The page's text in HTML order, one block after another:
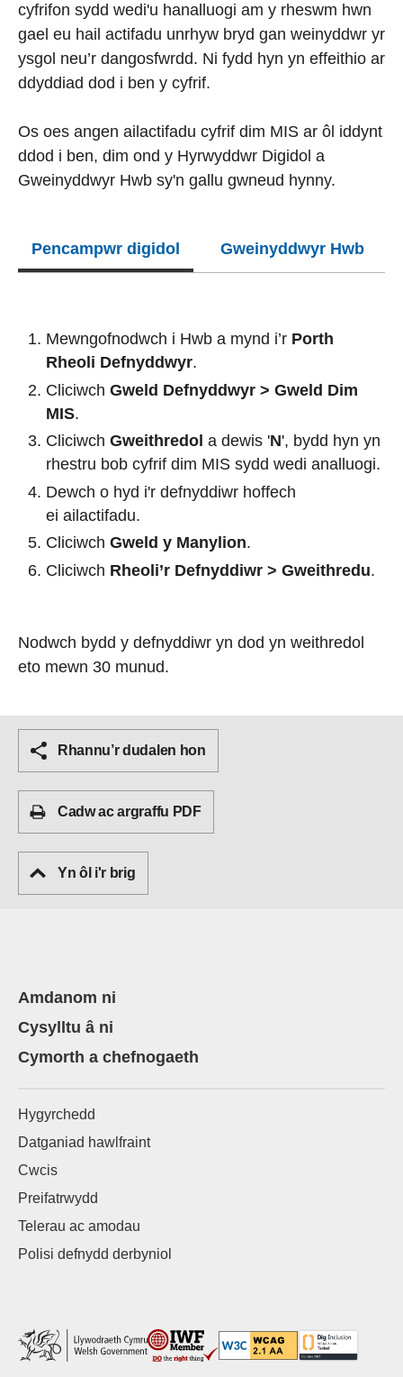
cyfrifon sydd wedi'u hanalluogi am y rheswm hwn
gael eu hail actifadu unrhyw bryd gan weinyddwr yr
ysgol neu’r dangosfwrdd. Ni fydd hyn yn effeithio ar
ddyddiad dod i ben y cyfrif.
Os oes angen ailactifadu cyfrif dim MIS ar ôl iddynt
ddod i ben, dim ond y Hyrwyddwr Digidol a
Gweinyddwyr Hwb sy'n gallu gwneud hynny.
Pencampwr digidol Gweinyddwyr Hwb
Mewngofnodwch i Hwb a mynd i’r Porth
Rheoli Defnyddwyr.
Cliciwch Gweld Defnyddwyr > Gweld Dim
MIS.
Cliciwch Gweithredol a dewis 'N', bydd hyn yn
rhestru bob cyfrif dim MIS sydd wedi analluogi.
Dewch o hyd i'r defnyddiwr hoffech
ei ailactifadu.
Cliciwch Gweld y Manylion.
Cliciwch Rheoli’r Defnyddiwr > Gweithredu.
Nodwch bydd y defnyddiwr yn dod yn weithredol
eto mewn 30 munud.
Rhannu’r dudalen hon
Cadw ac argraffu PDF
Yn ôl i'r brig
Amdanom ni
Cysylltu â ni
Cymorth a chefnogaeth
Hygyrchedd
Datganiad hawlfraint
Cwcis
Preifatrwydd
Telerau ac amodau
Polisi defnydd derbyniol